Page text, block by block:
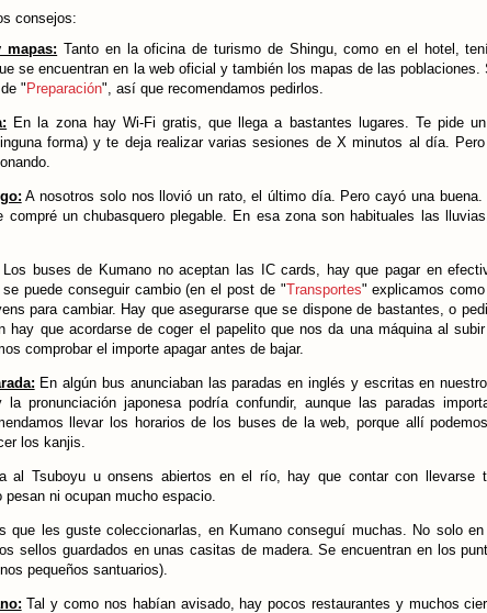
consejos:
mapas: Tanto en la oficina de turismo de Shingu, como en el hotel,
se encuentran en la web oficial y también los mapas de las
" Preparación", así que recomendamos pedirlos.
En la zona hay Wi-Fi gratis, que llega a bastantes lugares. Te pide
forma) y te deja realizar varias sesiones de X minutos al día.
A nosotros solo nos llovió un rato, el último día. Pero cayó una
compré un chubasquero plegable. En esa zona son habituales las
Los buses de Kumano no aceptan las IC cards, hay que pagar en
puede conseguir cambio (en el post de "Transportes" explicamos
para cambiar. Hay que asegurarse que se dispone de bastantes, o
hay que acordarse de coger el papelito que nos da una máquina al
comprobar el importe apagar antes de bajar.
En algún bus anunciaban las paradas en inglés y escritas en
pronunciación japonesa podría confundir, aunque las paradas
llevar los horarios de los buses de la web, porque allí
los kanjis.
al Tsuboyu u onsens abiertos en el río, hay que contar con llevarse
pesan ni ocupan mucho espacio.
que les guste coleccionarlas, en Kumano conseguí muchas. No solo
sellos guardados en unas casitas de madera. Se encuentran en los
pequeños santuarios).
Tal y como nos habían avisado, hay pocos restaurantes y muchos